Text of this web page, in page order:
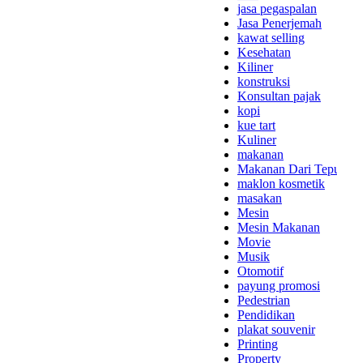
jasa pegaspalan
Jasa Penerjemah
kawat selling
Kesehatan
Kiliner
konstruksi
Konsultan pajak
kopi
kue tart
Kuliner
makanan
Makanan Dari
maklon kosmetik
masakan
Mesin
Mesin Makanan
Movie
Musik
Otomotif
payung promosi
Pedestrian
Pendidikan
plakat souvenir
Printing
Property